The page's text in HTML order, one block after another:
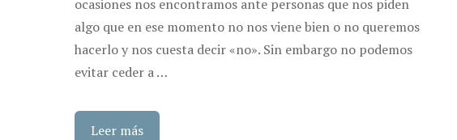
ocasiones nos encontramos ante personas que nos piden
algo que en ese momento no nos viene bien o no queremos
hacerlo y nos cuesta decir «no». Sin embargo no podemos
evitar ceder a …
Leer más